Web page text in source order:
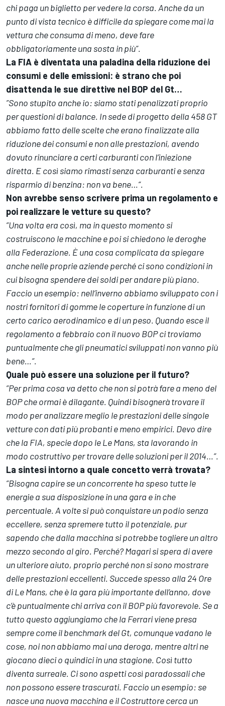
chi paga un biglietto per vedere la corsa. Anche da un
punto di vista tecnico è difficile da spiegare come mai la
vettura che consuma di meno, deve fare
obbligatoriamente una sosta in più”.
La FIA è diventata una paladina della riduzione dei
consumi e delle emissioni: è strano che poi
disattenda le sue direttive nel BOP del Gt…
”Sono stupito anche io: siamo stati penalizzati proprio
per questioni di balance. In sede di progetto della 458 GT
abbiamo fatto delle scelte che erano finalizzate alla
riduzione dei consumi e non alle prestazioni, avendo
dovuto rinunciare a certi carburanti con l’iniezione
diretta. E così siamo rimasti senza carburanti e senza
risparmio di benzina: non va bene…”.
Non avrebbe senso scrivere prima un regolamento e
poi realizzare le vetture su questo?
”Una volta era così, ma in questo momento si
costruiscono le macchine e poi si chiedono le deroghe
alla Federazione. È una cosa complicata da spiegare
anche nelle proprie aziende perché ci sono condizioni in
cui bisogna spendere dei soldi per andare più piano.
Faccio un esempio: nell’inverno abbiamo sviluppato con i
nostri fornitori di gomme le coperture in funzione di un
certo carico aerodinamico e di un peso. Quando esce il
regolamento a febbraio con il nuovo BOP ci troviamo
puntualmente che gli pneumatici sviluppati non vanno più
bene…”.
Quale può essere una soluzione per il futuro?
”Per prima cosa va detto che non si potrà fare a meno del
BOP che ormai è dilagante. Quindi bisognerà trovare il
modo per analizzare meglio le prestazioni delle singole
vetture con dati più probanti e meno empirici. Devo dire
che la FIA, specie dopo le Le Mans, sta lavorando in
modo costruttivo per trovare delle soluzioni per il 2014…”.
La sintesi intorno a quale concetto verrà trovata?
”Bisogna capire se un concorrente ha speso tutte le
energie a sua disposizione in una gara e in che
percentuale. A volte si può conquistare un podio senza
eccellere, senza spremere tutto il potenziale, pur
sapendo che dalla macchina si potrebbe togliere un altro
mezzo secondo al giro. Perché? Magari si spera di avere
un ulteriore aiuto, proprio perché non si sono mostrare
delle prestazioni eccellenti. Succede spesso alla 24 Ore
di Le Mans, che è la gara più importante dell’anno, dove
c’è puntualmente chi arriva con il BOP più favorevole. Se a
tutto questo aggiungiamo che la Ferrari viene presa
sempre come il benchmark del Gt, comunque vadano le
cose, noi non abbiamo mai una deroga, mentre altri ne
giocano dieci o quindici in una stagione. Così tutto
diventa surreale. Ci sono aspetti così paradossali che
non possono essere trascurati. Faccio un esempio: se
nasce una nuova macchina e il Costruttore cerca un